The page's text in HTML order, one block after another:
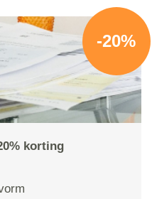
-20%
korting